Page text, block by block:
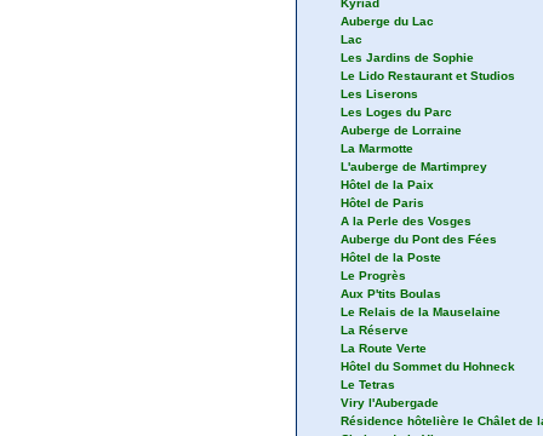
Kyriad
Auberge du Lac
Lac
Les Jardins de Sophie
Le Lido Restaurant et Studios
Les Liserons
Les Loges du Parc
Auberge de Lorraine
La Marmotte
L'auberge de Martimprey
Hôtel de la Paix
Hôtel de Paris
A la Perle des Vosges
Auberge du Pont des Fées
Hôtel de la Poste
Le Progrès
Aux P'tits Boulas
Le Relais de la Mauselaine
La Réserve
La Route Verte
Hôtel du Sommet du Hohneck
Le Tetras
Viry l'Aubergade
Résidence hôtelière le Châlet de